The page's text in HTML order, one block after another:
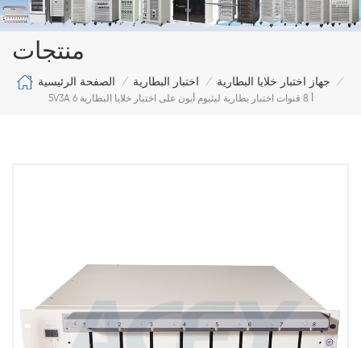
منتجات
الصفحة الرئيسية / اختبار البطارية / جهاز اختبار خلايا البطارية
/